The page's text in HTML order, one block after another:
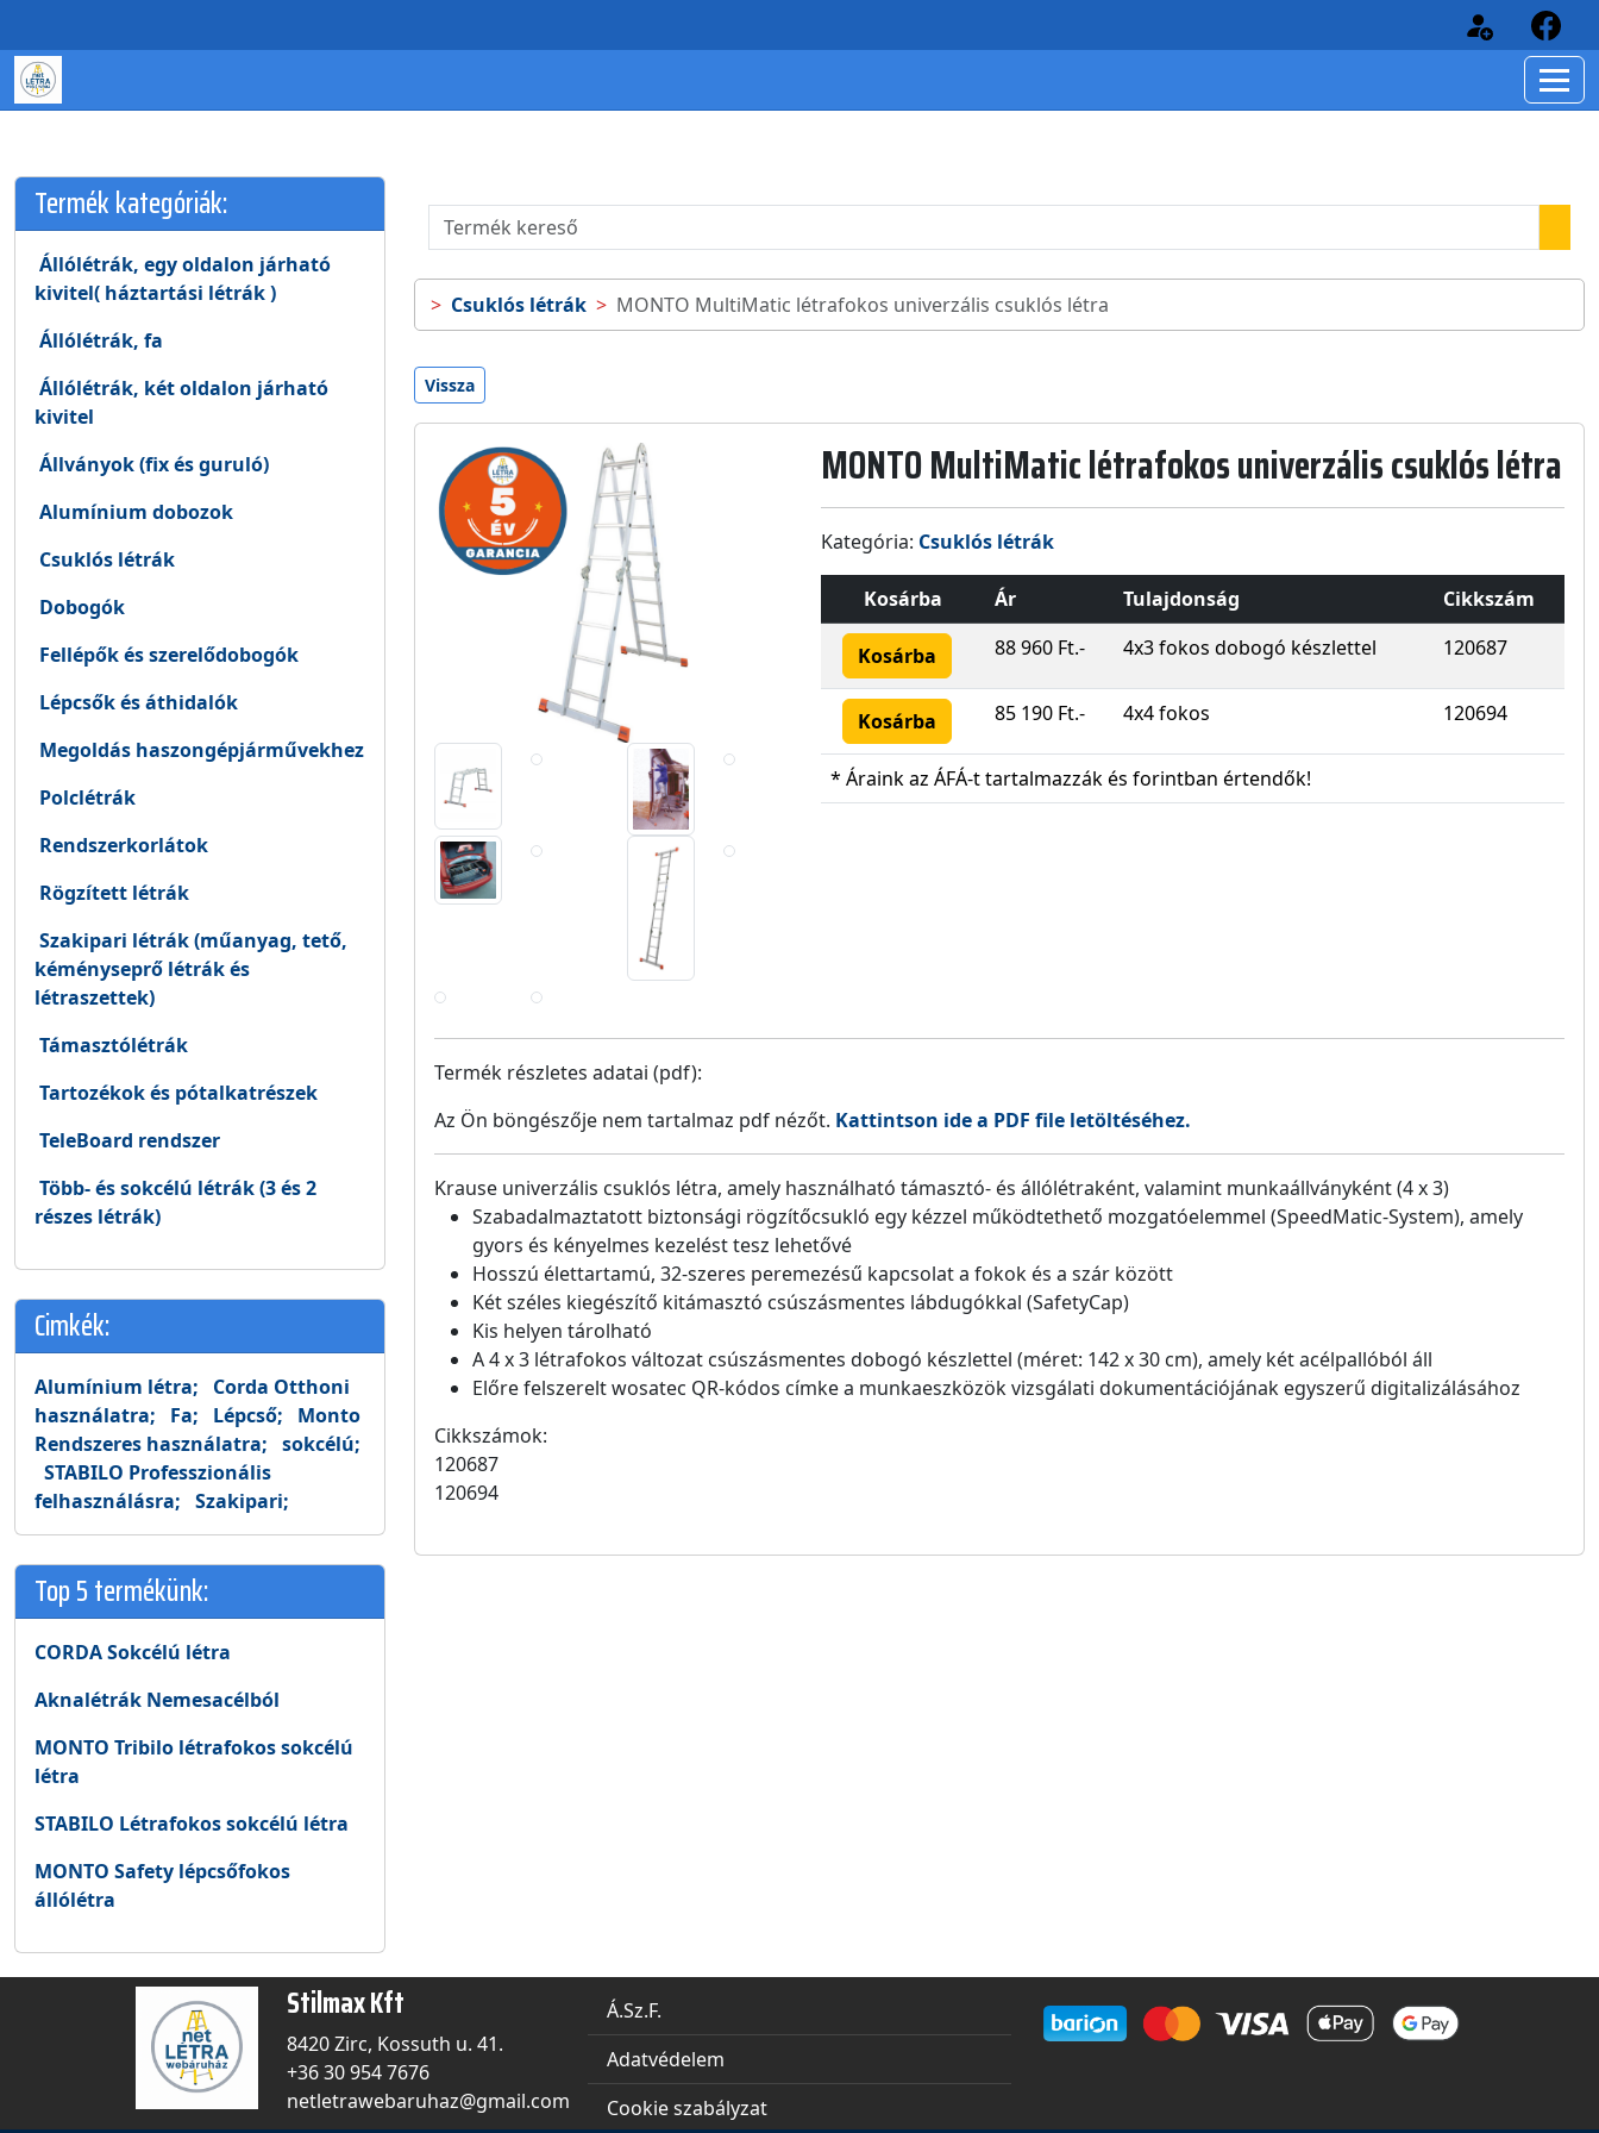
Termék kategóriák:
Állólétrák, egy oldalon járható
kivitel( háztartási létrák )
Állólétrák, fa
Állólétrák, két oldalon járható
kivitel
Állványok (fix és guruló)
Alumínium dobozok
Csuklós létrák
Dobogók
Fellépők és szerelődobogók
Lépcsők és áthidalók
Megoldás haszongépjárművekhez
Polclétrák
Rendszerkorlátok
Rögzített létrák
Szakipari létrák (műanyag, tető,
kéményseprő létrák és
létraszettek)
Támasztólétrák
Tartozékok és pótalkatrészek
TeleBoard rendszer
Több- és sokcélú létrák (3 és 2
részes létrák)
Cimkék:
Alumínium létra;
Corda Otthoni
használatra;
Fa; Lépcső;
Monto
Rendszeres használatra; sokcélú;
STABILO Professzionális
felhasználásra; Szakipari;
Top 5 termékünk:
CORDA Sokcélú létra
Aknalétrák Nemesacélból
MONTO Tribilo létrafokos sokcélú
létra
STABILO Létrafokos sokcélú létra
MONTO Safety lépcsőfokos
állólétra
Csuklós létrák MONTO MultiMatic létrafokos univerzális csuklós létra
Vissza
MONTO MultiMatic létrafokos univerzális csuklós létra
Kategória: Csuklós létrák
Kosárba Ár Tulajdonság Cikkszám
Kosárba 88 960 Ft.- 4x3 fokos dobogó készlettel 120687
Kosárba 85 190 Ft.- 4x4 fokos 120694
* Áraink az ÁFÁ-t tartalmazzák és forintban értendők!
Termék részletes adatai (pdf):
Az Ön böngészője nem tartalmaz pdf nézőt. Kattintson ide a PDF file letöltéséhez.
Krause univerzális csuklós létra, amely használható támasztó- és állólétraként, valamint munkaállványként (4 x 3)
Szabadalmaztatott biztonsági rögzítőcsukló egy kézzel működtethető mozgatóelemmel (SpeedMatic-System), amely
gyors és kényelmes kezelést tesz lehetővé
Hosszú élettartamú, 32-szeres peremezésű kapcsolat a fokok és a szár között
Két széles kiegészítő kitámasztó csúszásmentes lábdugókkal (SafetyCap)
Kis helyen tárolható
A 4 x 3 létrafokos változat csúszásmentes dobogó készlettel (méret: 142 x 30 cm), amely két acélpallóból áll
Előre felszerelt wosatec QR-kódos címke a munkaeszközök vizsgálati dokumentációjának egyszerű digitalizálásához
Cikkszámok:
120687
120694
Stilmax Kft
8420 Zirc, Kossuth u. 41.
+36 30 954 7676
netletrawebaruhaz@gmail.com
Á.Sz.F.
Adatvédelem
Cookie szabályzat